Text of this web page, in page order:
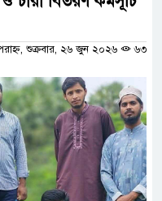
শুক্রবার, ২৬ জুন ২০২৬
৬৩